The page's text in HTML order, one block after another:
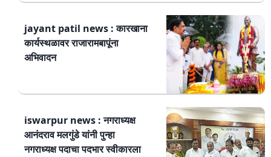
jayant patil news : कारखाना
कार्यस्थळावर राजारामबापूंना
अभिवादन
iswarpur news : नगराध्यक्ष
आनंदराव मलगुंडे यांनी पुन्हा
नगराध्यक्ष पदाचा पदभार स्वीकारला